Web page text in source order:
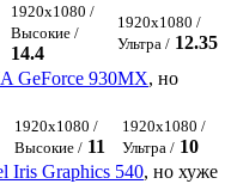
1920x1080 /
Высокие /
14.4
1920x1080 /
Ультра / 12.35
GeForce 930MX, но
1920x1080 /
Высокие / 11
1920x1080 /
Ультра / 10
Iris Graphics 540, но хуже